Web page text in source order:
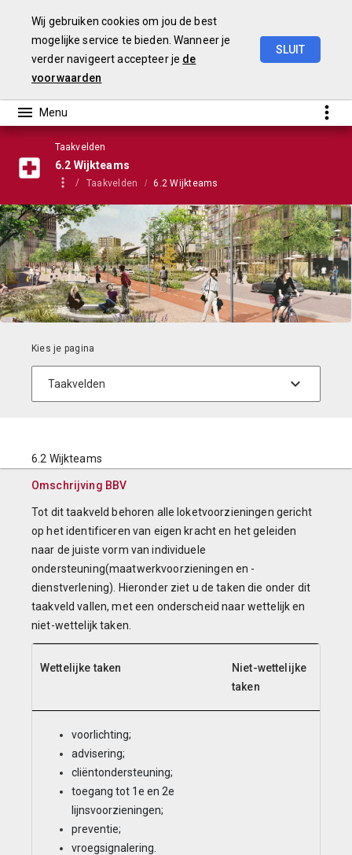
Wij gebruiken cookies om jou de best
mogelijke service te bieden. Wanneer je
verder navigeert accepteer je de
voorwaarden
SLUIT
Taakvelden
6.2 Wijkteams
Taakvelden 6.2 Wijkteams
6.2 Wijkteams
Omschrijving BBV
Tot dit taakveld behoren alle loketvoorzieningen gericht
op het identificeren van eigen kracht en het geleiden
naar de juiste vorm van individuele
ondersteuning(maatwerkvoorzieningen en -
dienstverlening). Hieronder ziet u de taken die onder dit
taakveld vallen, met een onderscheid naar wettelijk en
niet-wettelijk taken.
Wettelijke taken
Niet-wettelijke
taken
voorlichting;
advisering;
cliëntondersteuning;
toegang tot 1e en 2e
lijnsvoorzieningen;
preventie;
vroegsignalering.